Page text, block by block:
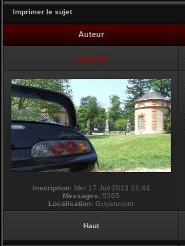
Imprimer le sujet
Auteur
vmax330
Inscription:Mer 17 Juil 2013 21:44
Messages: 5565
Localisation: Guyancourt
Haut